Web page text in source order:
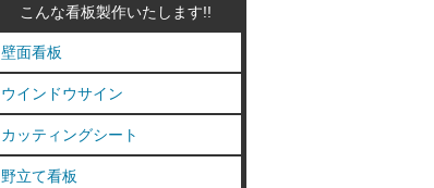
こんな看板製作いたします!!
壁面看板
ウインドウサイン
カッティングシート
野立て看板